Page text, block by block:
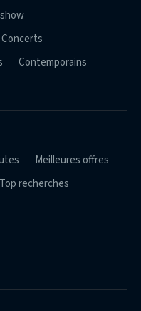
Concerts
Contemporains
Meilleures offres
Top recherches